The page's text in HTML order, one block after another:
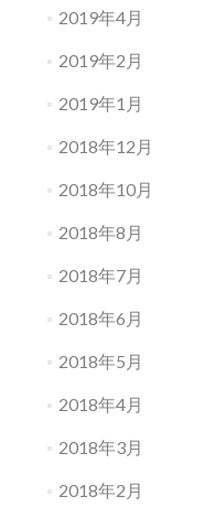
2019年4月
2019年2月
2019年1月
2018年12月
2018年10月
2018年8月
2018年7月
2018年6月
2018年5月
2018年4月
2018年3月
2018年2月